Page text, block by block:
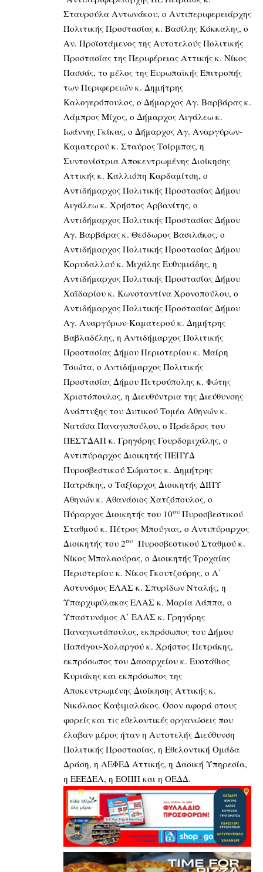
Σταυρούλα Αντωνάκου, ο Αντιπεριφερειάρχης
Πολιτικής Προστασίας κ. Βασίλης Κόκκαλης, ο
Αν. Προϊστάμενος της Αυτοτελούς Πολιτικής
Προστασίας της Περιφέρειας Αττικής κ. Νίκος
Πασσάς, το μέλος της Ευρωπαϊκής Επιτροπής
των Περιφερειών κ. Δημήτρης
Καλογερόπουλος, ο Δήμαρχος Αγ. Βαρβάρας κ.
Λάμπρος Μίχος, ο Δήμαρχος Αιγάλεω κ.
Ιωάννης Γκίκας, ο Δήμαρχος Αγ. Αναργύρων-
Καματερού κ. Σταύρος Τσίρμπας, η
Συντονίστρια Αποκεντρωμένης Διοίκησης
Αττικής κ. Καλλιόπη Καρδαμίτση, ο
Αντιδήμαρχος Πολιτικής Προστασίας Δήμου
Αιγάλεω κ. Χρήστος Αρβανίτης, ο
Αντιδήμαρχος Πολιτικής Προστασίας Δήμου
Αγ. Βαρβάρας κ. Θεόδωρος Βασιλάκος, ο
Αντιδήμαρχος Πολιτικής Προστασίας Δήμου
Κορυδαλλού κ. Μιχάλης Ευθυμιάδης, η
Αντιδήμαρχος Πολιτικής Προστασίας Δήμου
Χαϊδαρίου κ. Κωνσταντίνα Χρονοπούλου, ο
Αντιδήμαρχος Πολιτικής Προστασίας Δήμου
Αγ. Αναργύρων-Καματερού κ. Δημήτρης
Βαβλαδέλης, η Αντιδήμαρχος Πολιτικής
Προστασίας Δήμου Περιστερίου κ. Μαίρη
Τσιώτα, ο Αντιδήμαρχος Πολιτικής
Προστασίας Δήμου Πετρούπολης κ. Φώτης
Χριστόπουλος, η Διευθύντρια της Διεύθυνσης
Ανάπτυξης του Δυτικού Τομέα Αθηνών κ.
Νατάσα Παναγοπούλου, ο Πρόεδρος του
ΠΕΣΥΔΑΠ κ. Γρηγόρης Γουρδομιχάλης, ο
Αντιπύραρχος Διοικητής ΠΕΠΥΔ
Πυροσβεστικού Σώματος κ. Δημήτρης
Πατράκης, ο Ταξίαρχος Διοικητής ΔΙΠΥ
Αθηνών κ. Αθανάσιος Χατζόπουλος, ο
Πύραρχος Διοικητής του 10ου Πυροσβεστικού
Σταθμού κ. Πέτρος Μπούγιας, ο Αντιπύραρχος
Διοικητής του 2ου Πυροσβεστικού Σταθμού κ.
Νίκος Μπαλαούρας, ο Διοικητής Τροχαίας
Περιστερίου κ. Νίκος Γκουτζούρης, ο Α΄
Αστυνόμος ΕΛΑΣ κ. Σπυρίδων Νταλής, η
Υπαρχιφύλακας ΕΛΑΣ κ. Μαρία Λάππα, ο
Υπαστυνόμος Α΄ ΕΛΑΣ κ. Γρηγόρης
Παναγιωτόπουλος, εκπρόσωπος του Δήμου
Παπάγου-Χολαργού κ. Χρήστος Πετράκης,
εκπρόσωπος του Δασαρχείου κ. Ευστάθιος
Κυριάκης και εκπρόσωπος της
Αποκεντρωμένης Διοίκησης Αττικής κ.
Νικόλαος Καψιμαλάκος. Όσον αφορά στους
φορείς και τις εθελοντικές οργανώσεις που
έλαβαν μέρος ήταν η Αυτοτελής Διεύθυνση
Πολιτικής Προστασίας, η Εθελοντική Ομάδα
Δράση, η ΛΕΦΕΔ Αττικής, η Δασική Υπηρεσία,
η ΕΕΕΔΕΑ, η ΕΟΠΠ και η ΟΕΔΔ.